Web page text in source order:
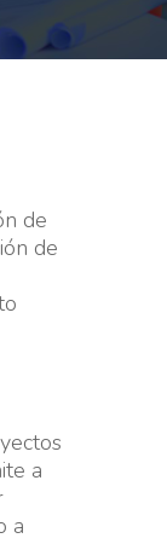
de
de
a
a